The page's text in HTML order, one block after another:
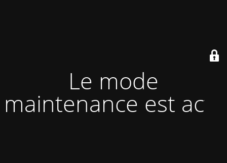
Le mode
maintenance est actif